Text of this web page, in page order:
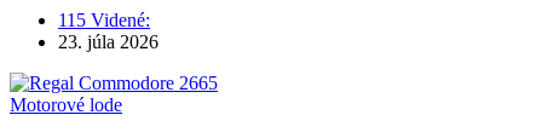
115 Videné:
23. júla 2026
Motorové lode